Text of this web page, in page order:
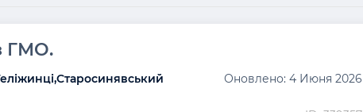
ГМО.
Оновлено: 4 Июня 2026